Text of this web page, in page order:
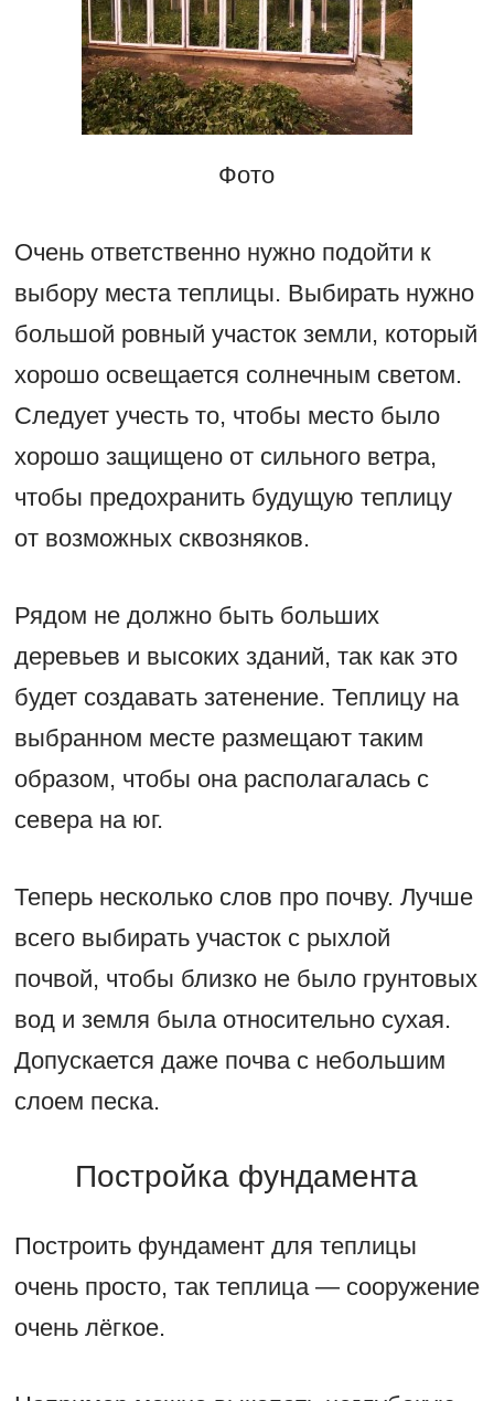
Фото
Очень ответственно нужно подойти к
выбору места теплицы. Выбирать нужно
большой ровный участок земли, который
хорошо освещается солнечным светом.
Следует учесть то, чтобы место было
хорошо защищено от сильного ветра,
чтобы предохранить будущую теплицу
от возможных сквозняков.
Рядом не должно быть больших
деревьев и высоких зданий, так как это
будет создавать затенение. Теплицу на
выбранном месте размещают таким
образом, чтобы она располагалась с
севера на юг.
Теперь несколько слов про почву. Лучше
всего выбирать участок с рыхлой
почвой, чтобы близко не было грунтовых
вод и земля была относительно сухая.
Допускается даже почва с небольшим
слоем песка.
Постройка фундамента
Построить фундамент для теплицы
очень просто, так теплица — сооружение
очень лёгкое.